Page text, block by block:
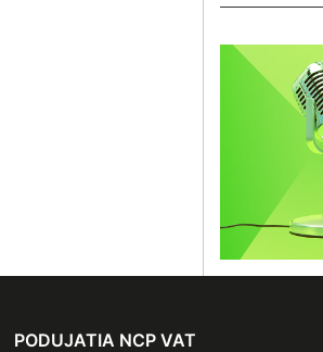
PODUJATIA NCP VAT